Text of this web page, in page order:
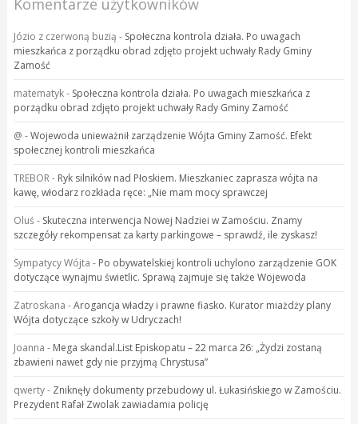
Komentarze użytkowników
Józio z czerwoną buzią - Społeczna kontrola działa. Po uwagach
mieszkańca z porządku obrad zdjęto projekt uchwały Rady Gminy
Zamość
matematyk- Społeczna kontrola działa. Po uwagach mieszkańca z
porządku obrad zdjęto projekt uchwały Rady Gminy Zamość
@ -Wojewoda unieważnił zarządzenie Wójta Gminy Zamość. Efekt
społecznej kontroli mieszkańca
TREBOR- Ryk silników nad Płoskiem. Mieszkaniec zaprasza wójta na
kawę, włodarz rozkłada ręce: „Nie mam mocy sprawczej
Oluś - Skuteczna interwencja Nowej Nadziei w Zamościu. Znamy
szczegóły rekompensat za karty parkingowe – sprawdź, ile zyskasz!
Sympatycy Wójta - Po obywatelskiej kontroli uchylono zarządzenie GOK
dotyczące wynajmu świetlic. Sprawą zajmuje się także Wojewoda
Zatroskana -Arogancja władzy i prawne fiasko. Kurator miażdży plany
Wójta dotyczące szkoły w Udryczach!
Joanna - Mega skandal.List Episkopatu – 22 marca 26: „Żydzi zostaną
zbawieni nawet gdy nie przyjmą Chrystusa”
qwerty- Zniknęły dokumenty przebudowy ul. Łukasińskiego w Zamościu.
Prezydent Rafał Zwolak zawiadamia policję